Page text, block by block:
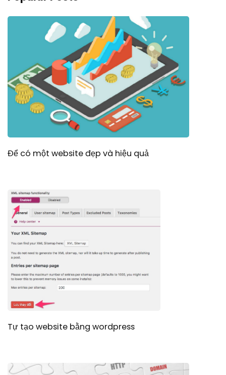
Để có một website đẹp và hiệu quả
Tự tạo website bằng wordpress